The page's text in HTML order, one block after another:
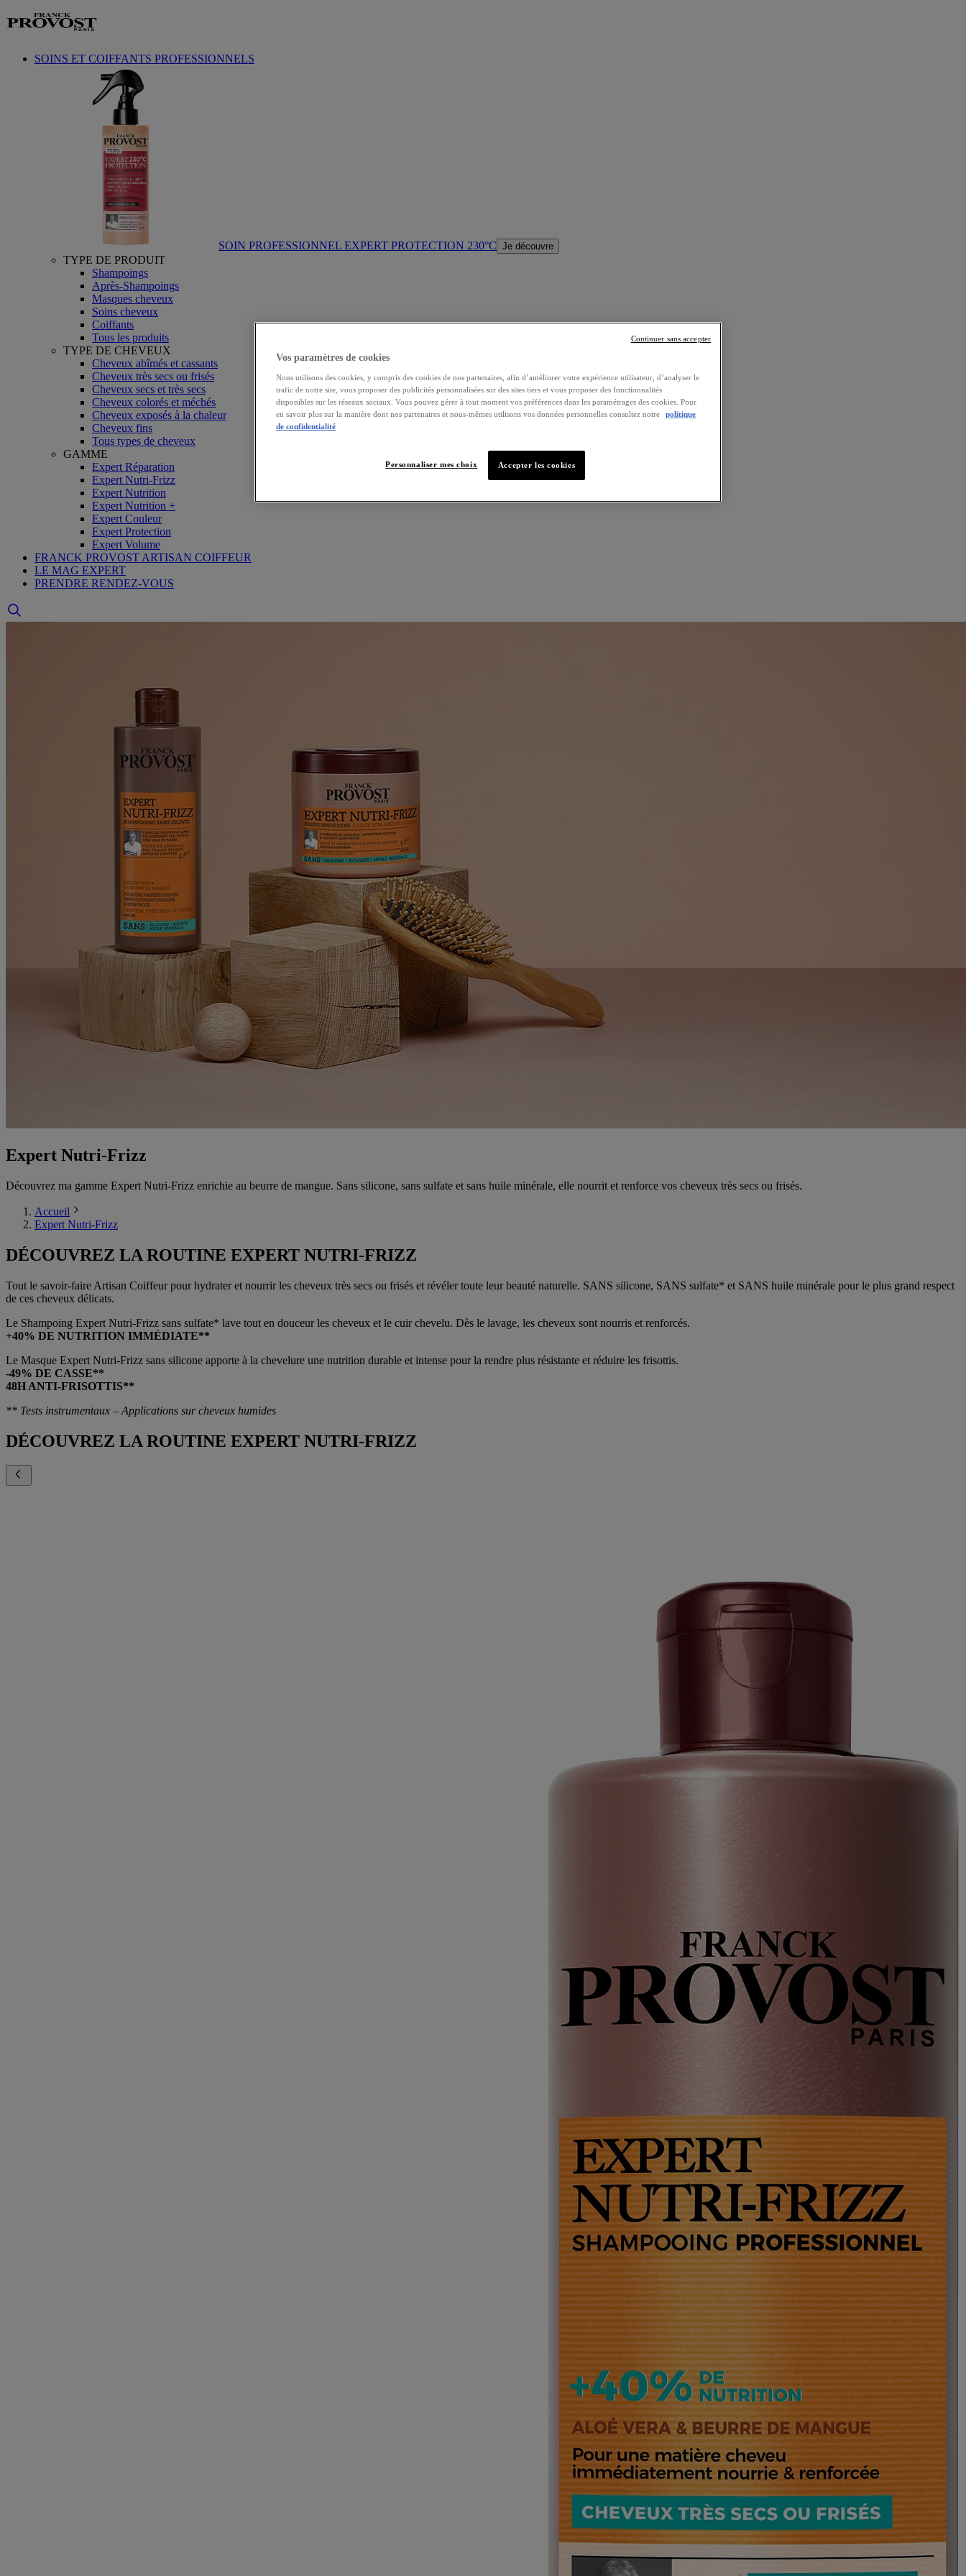
Aller au contenu
SOINS ET COIFFANTS PROFESSIONNELS
SOIN PROFESSIONNEL EXPERT PROTECTION 230°C Je découvre
TYPE DE PRODUIT
Shampoings
Après-Shampoings
Masques cheveux
Soins cheveux
Coiffants
Tous les produits
TYPE DE CHEVEUX
Cheveux abîmés et cassants
Cheveux très secs ou frisés
Cheveux secs et très secs
Cheveux colorés et méchés
Cheveux exposés à la chaleur
Cheveux fins
Tous types de cheveux
GAMME
Expert Réparation
Expert Nutri-Frizz
Expert Nutrition
Expert Nutrition +
Expert Couleur
Expert Protection
Expert Volume
FRANCK PROVOST ARTISAN COIFFEUR
LE MAG EXPERT
PRENDRE RENDEZ-VOUS
Expert Nutri-Frizz
Découvrez ma gamme Expert Nutri-Frizz enrichie au beurre de mangue. Sans silicone, sans sulfate et sans huile minérale, elle nourrit et renforce vos cheveux très secs ou frisés.
Accueil
Expert Nutri-Frizz
DÉCOUVREZ LA ROUTINE EXPERT NUTRI-FRIZZ
Tout le savoir-faire Artisan Coiffeur pour hydrater et nourrir les cheveux très secs ou frisés et révéler toute leur beauté naturelle. SANS silicone, SANS sulfate* et SANS huile minérale pour le plus grand respect
de ces cheveux délicats.
Le Shampoing Expert Nutri-Frizz sans sulfate* lave tout en douceur les cheveux et le cuir chevelu. Dès le lavage, les cheveux sont nourris et renforcés.
+40% DE NUTRITION IMMÉDIATE**
Le Masque Expert Nutri-Frizz sans silicone apporte à la chevelure une nutrition durable et intense pour la rendre plus résistante et réduire les frisottis.
-49% DE CASSE**
48H ANTI-FRISOTTIS**
** Tests instrumentaux – Applications sur cheveux humides
DÉCOUVREZ LA ROUTINE EXPERT NUTRI-FRIZZ
Vos paramètres de cookies
Nous utilisons des cookies, y compris des cookies de nos partenaires, afin d’améliorer votre expérience utilisateur, d’analyser le
trafic de notre site, vous proposer des publicités personnalisées sur des sites tiers et vous proposer des fonctionnalités
disponibles sur les réseaux sociaux. Vous pouvez gérer à tout moment vos préférences dans les paramétrages des cookies. Pour
en savoir plus sur la manière dont nos partenaires et nous-mêmes utilisons vos données personnelles consultez notre
politique
de confidentialité
Accepter les cookies
Personnaliser mes choix
Continuer sans accepter